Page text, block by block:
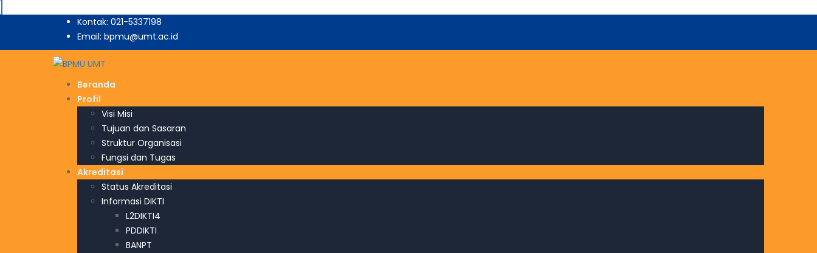
Kontak: 021-5337198
Email: bpmu@umt.ac.id
Beranda
Profil
Visi Misi
Tujuan dan Sasaran
Struktur Organisasi
Fungsi dan Tugas
Akreditasi
Status Akreditasi
Informasi DIKTI
L2DIKTI4
PDDIKTI
BANPT